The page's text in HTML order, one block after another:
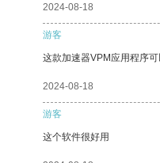
2024-08-18
游客
这款加速器VPM应用程序
2024-08-18
游客
这个软件很好用